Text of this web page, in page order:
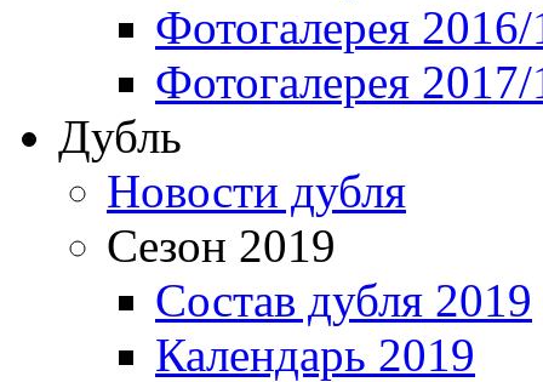
Фотогалерея
Фотогалерея
Дубль
Новости дубля
Сезон 2019
Состав дубля 2019
Календарь 2019